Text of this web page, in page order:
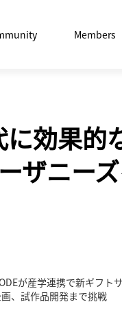
Members
に効果
ザニー
が産学連携で新ギフ
、試作品開発まで挑戦